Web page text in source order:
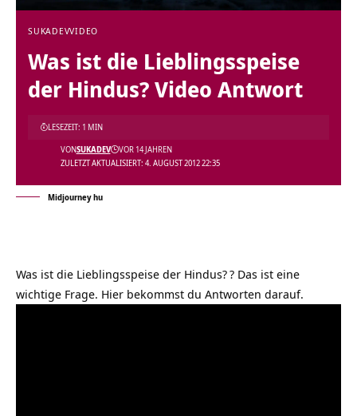
SUKADEVVIDEO
Was ist die Lieblingsspeise
der Hindus? Video Antwort
ZULETZT AKTUALISIERT: 4. AUGUST 2012 22:35
VONSUKADEV VOR 14 JAHREN
LESEZEIT: 1 MIN
Midjourney hu
Was ist die Lieblingsspeise der Hindus?? Das ist eine
wichtige Frage. Hier bekommst du Antworten darauf.